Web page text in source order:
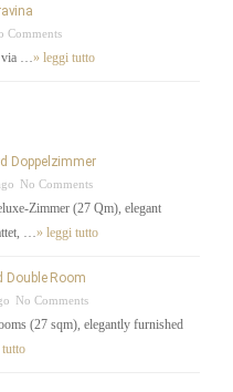
Comments
via …» leggi tutto
Doppelzimmer
No Comments
Zimmer (27 Qm), elegant
…» leggi tutto
Double Room
No Comments
(27 sqm), elegantly furnished